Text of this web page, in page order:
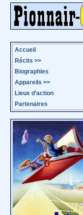
Accueil
Récits >>
Biographies
Appareils >>
Lieux d’action
Partenaires